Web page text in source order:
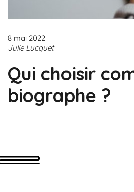
8 mai 2022
Julie Lucquet
Qui choisir
biographe ?